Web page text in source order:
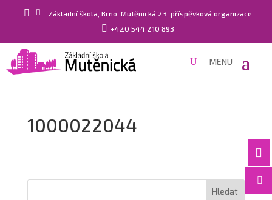
  Základní škola, Brno, Mutěnická 23, příspěvková organizace
 +420 544 210 893


1000022044